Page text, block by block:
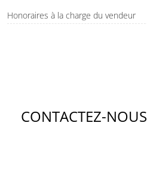
Honoraires à la charge du vendeur
CONTACTEZ-NOUS